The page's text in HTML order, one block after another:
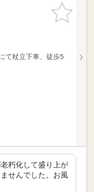
お気に入
りに追加
て杖立下車、徒歩5
朽化して盛り上が
せんでした。お風